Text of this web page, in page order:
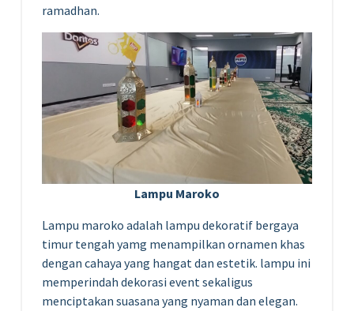
ramadhan.
Lampu Maroko
Lampu maroko adalah lampu dekoratif bergaya
timur tengah yamg menampilkan ornamen khas
dengan cahaya yang hangat dan estetik. lampu ini
memperindah dekorasi event sekaligus
menciptakan suasana yang nyaman dan elegan.